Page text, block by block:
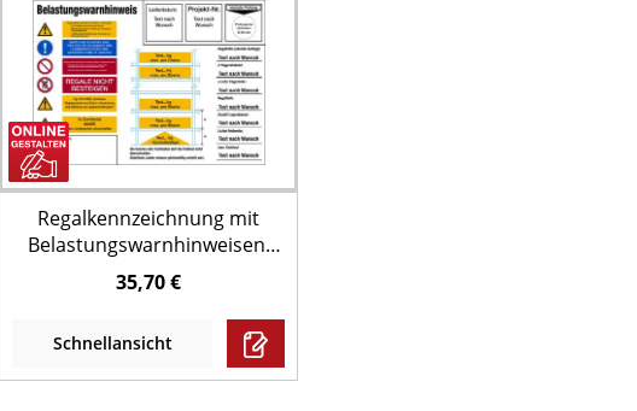
Regalkennzeichnung mit
Belastungswarnhinweisen,
Fachbodenregal, mit
Wunschtext - DIN EN 15635
35,70 €
Schnellansicht